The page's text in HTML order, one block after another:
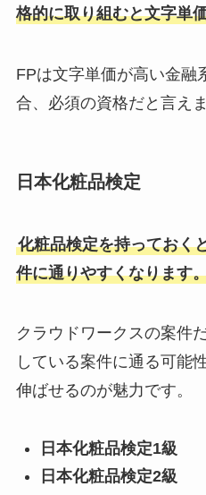
格的に取り組むと文字単
FPは文字単価が高い金融
合、必須の資格だと言えま
日本化粧品検定
化粧品検定を持っておく
件に通りやすくなります
クラウドワークスの案件
している案件に通る可能
伸ばせるのが魅力です。
日本化粧品検定1級
日本化粧品検定2級